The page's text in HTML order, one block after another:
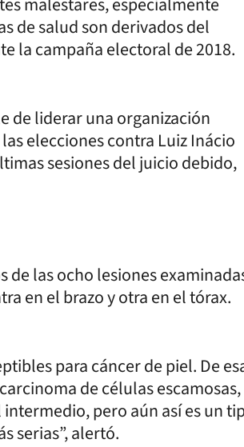
de salud son derivados del
la campaña electoral de 2018.
de liderar una organización
elecciones contra Luiz Inácio
sesiones del juicio debido,
las ocho lesiones
en el brazo y otra en el tórax.
para cáncer de piel. De
de células escamosas,
pero aún así es un
serias”, alertó.